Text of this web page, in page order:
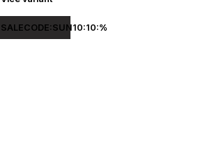
SALECODE:SUN10:10:%